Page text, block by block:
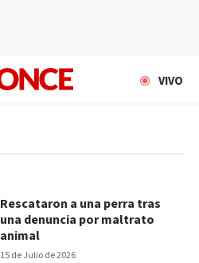
VIVO
15 de Julio de 2026
Rescataron a una perra tras
una denuncia por maltrato
animal